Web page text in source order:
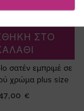
ΣΤΟ
σατέν εμπριμέ σε
χρώμα plus size
€